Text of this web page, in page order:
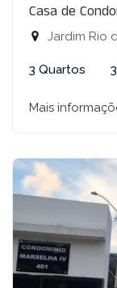
Casa de
Jardim Rio
3 Quartos
Mais